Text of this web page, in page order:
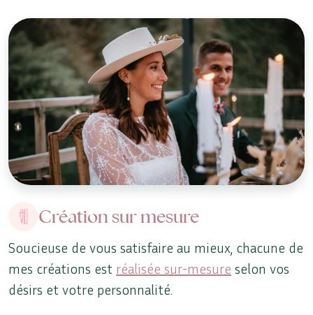
Création sur mesure
Soucieuse de vous satisfaire au mieux, chacune de
mes créations est réalisée sur-mesure selon vos
désirs et votre personnalité.